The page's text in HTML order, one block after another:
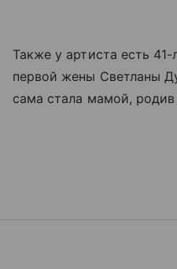
Также у артиста есть
первой жены Светланы
сама стала мамой, родив